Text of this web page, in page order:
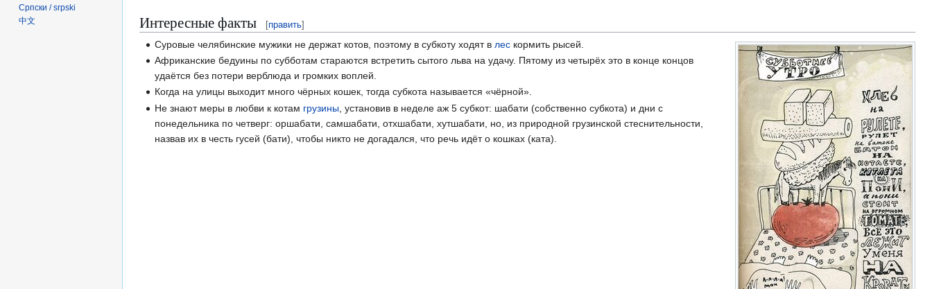
Интересные факты [править]
Суровые челябинские мужики не держат котов, поэтому в субкоту ходят в лес кормить рысей.
Африканские бедуины по субботам стараются встретить сытого льва на удачу. Пятому из четырёх это в конце концов
удаётся без потери верблюда и громких воплей.
Когда на улицы выходит много чёрных кошек, тогда субкота называется «чёрной».
Не знают меры в любви к котам грузины , установив в неделе аж 5 субкот: шабати (собственно субкота) и дни с
понедельника по четверг: оршабати, самшабати, отхшабати, хутшабати, но, из природной грузинской стеснительности,
назвав их в честь гусей (бати), чтобы никто не догадался, что речь идёт о кошках (ката).
Српски / srpski
中文